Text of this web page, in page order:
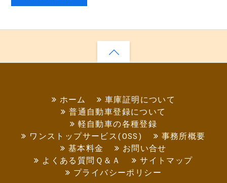
ホーム
車庫証明について
普通自動車登録について
軽自動車の各種登録
ワンストップサービス(OSS)
事務所概要
基本料金
お問い合せ
よくある質問Ｑ＆Ａ
サイトマップ
プライバシーポリシー